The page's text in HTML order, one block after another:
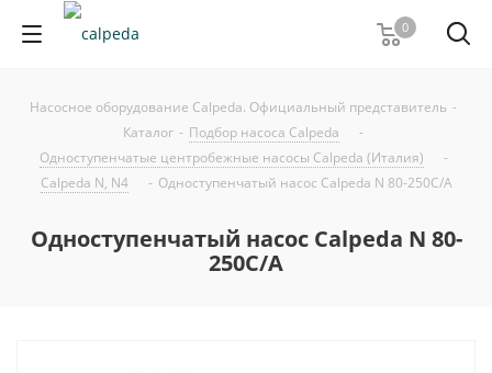
0
Насосное оборудование Calpeda. Официальный представитель -
Каталог - Подбор насоса Calpeda
-
Одноступенчатые центробежные насосы Calpeda (Италия)
-
Calpeda N, N4
- Одноступенчатый насос Calpeda N 80-250C/A
Одноступенчатый насос Calpeda N 80-
250C/A